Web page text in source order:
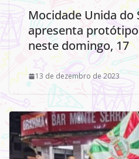
Mocidade Unida do
apresenta
neste domingo, 17
13 de dezembro de 2023